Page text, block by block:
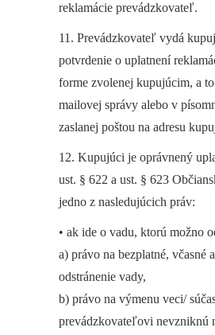
reklamácie prevádzkovateľ.
11. Prevádzkovateľ vydá
potvrdenie o uplatnení
forme zvolenej kupujúcim, a
mailovej správy alebo v
zaslanej poštou na adresu
12. Kupujúci je oprávnený
ust. § 622 a ust. § 623
jedno z nasledujúcich práv:
• ak ide o vadu, ktorú možno
a) právo na bezplatné, včasné
odstránenie vady,
b) právo na výmenu veci/
prevádzkovateľovi nevzniknú